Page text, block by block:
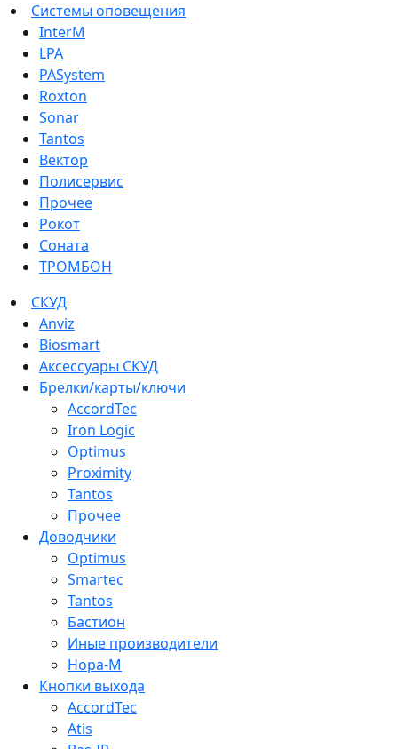
Системы оповещения
InterM
LPA
PASystem
Roxton
Sonar
Tantos
Вектор
Полисервис
Прочее
Рокот
Соната
ТРОМБОН
СКУД
Anviz
Biosmart
Аксессуары СКУД
Брелки/карты/ключи
AccordTec
Iron Logic
Optimus
Proximity
Tantos
Прочее
Доводчики
Optimus
Smartec
Tantos
Бастион
Иные производители
Нора-М
Кнопки выхода
AccordTec
Atis